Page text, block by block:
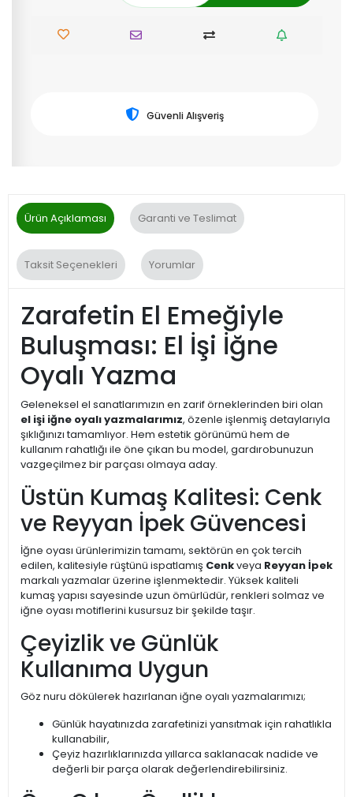
Güvenli Alışveriş
Ürün Açıklaması Garanti ve Teslimat
Taksit Seçenekleri Yorumlar
Zarafetin El Emeğiyle
Buluşması: El İşi İğne
Oyalı Yazma
Geleneksel el sanatlarımızın en zarif örneklerinden biri olan
el işi iğne oyalı yazmalarımız, özenle işlenmiş detaylarıyla
şıklığınızı tamamlıyor. Hem estetik görünümü hem de
kullanım rahatlığı ile öne çıkan bu model, gardırobunuzun
vazgeçilmez bir parçası olmaya aday.
Üstün Kumaş Kalitesi: Cenk
ve Reyyan İpek Güvencesi
İğne oyası ürünlerimizin tamamı, sektörün en çok tercih
edilen, kalitesiyle rüştünü ispatlamış Cenkveya Reyyan İpek
markalı yazmalar üzerine işlenmektedir. Yüksek kaliteli
kumaş yapısı sayesinde uzun ömürlüdür, renkleri solmaz ve
iğne oyası motiflerini kusursuz bir şekilde taşır.
Çeyizlik ve Günlük
Kullanıma Uygun
Göz nuru dökülerek hazırlanan iğne oyalı yazmalarımızı;
Günlük hayatınızda zarafetinizi yansıtmak için rahatlıkla
kullanabilir,
Çeyiz hazırlıklarınızda yıllarca saklanacak nadide ve
değerli bir parça olarak değerlendirebilirsiniz.